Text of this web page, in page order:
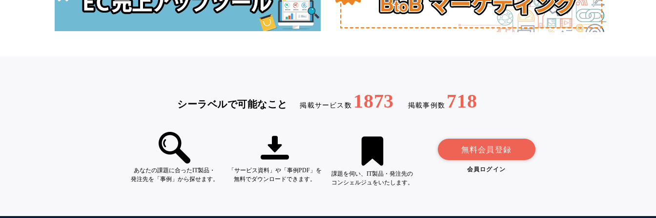
シーラベルで可能なこと 掲載サービス数 1873 掲載事例数 718
あなたの課題に合ったIT製品・
発注先を「事例」から探せます。
「サービス資料」や「事例PDF」を
無料でダウンロードできます。
課題を伺い、IT製品・発注先の
コンシェルジュをいたします。
無料会員登録
会員ログイン